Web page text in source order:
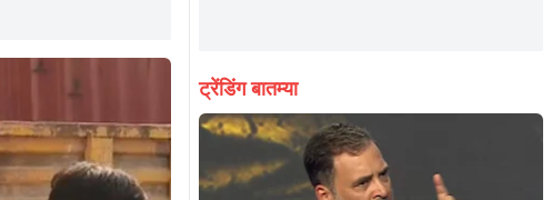
ट्रेंडिंग बातम्या